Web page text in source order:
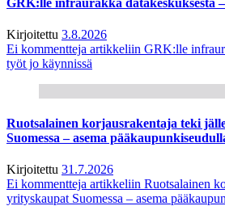
GRK:lle infraurakka datakeskuksesta
Kirjoitettu 3.8.2026
Ei kommentteja artikkeliin GRK:lle
työt jo käynnissä
Ruotsalainen korjausrakentaja teki
Suomessa – asema
Kirjoitettu 31.7.2026
Ei kommentteja artikkeliin Ruotsalainen
yrityskaupat Suomessa – asema